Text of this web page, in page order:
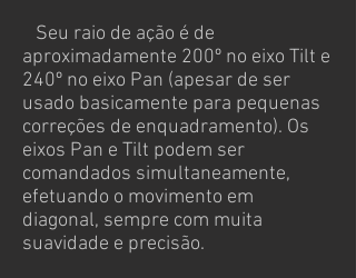
Seu raio de ação é de
aproximadamente 200º no eixo Tilt e
240º no eixo Pan (apesar de ser
usado basicamente para pequenas
correções de enquadramento). Os
eixos Pan e Tilt podem ser
comandados simultaneamente,
efetuando o movimento em
diagonal, sempre com muita
suavidade e precisão.